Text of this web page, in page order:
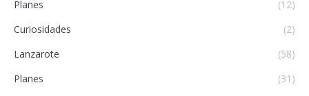
Planes
(12)
Curiosidades
(2)
Lanzarote
(58)
Planes
(31)